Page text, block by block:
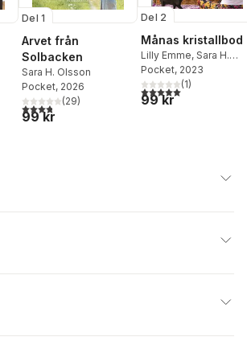
antal röster:
Del 1
Arvet från
Solbacken
Sara H. Olsson
Pocket, 2026
3,8utav 5 stjärnor. Totalt antal röster:
(29)
99 kr
Del 2
Månas kristallbod
Lilly Emme, Sara H.
Olsson
Pocket, 2023
5,0utav 5 stjärnor.
(1)
99 kr